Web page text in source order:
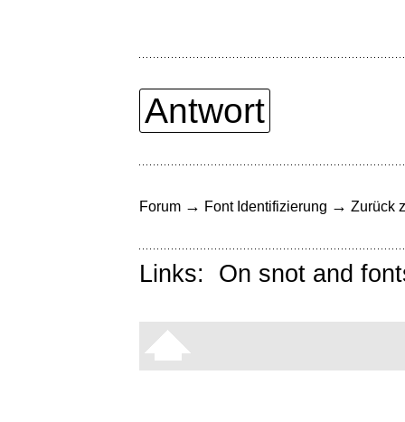
Antwort
Forum → Font Identifizierung → Zurück
Links: On snot and